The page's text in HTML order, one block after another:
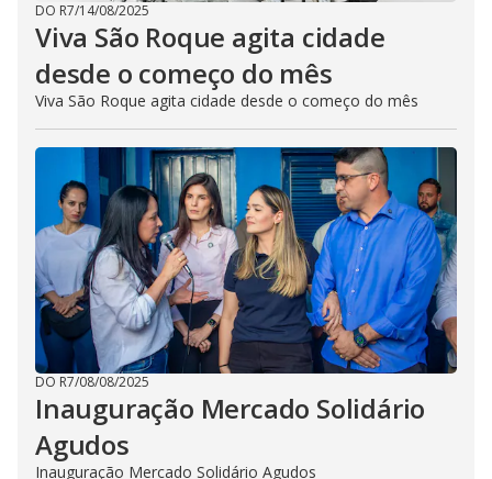
DO R7/14/08/2025
Viva São Roque agita cidade
desde o começo do mês
Viva São Roque agita cidade desde o começo do mês
DO R7/08/08/2025
Inauguração Mercado Solidário
Agudos
Inauguração Mercado Solidário Agudos